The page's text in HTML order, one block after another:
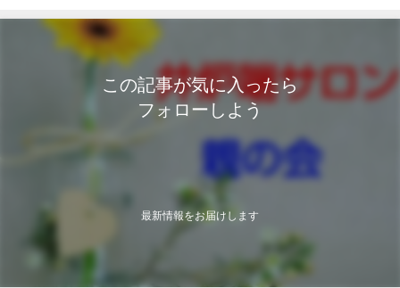
この記事が気に入ったら
フォローしよう
最新情報をお届けします